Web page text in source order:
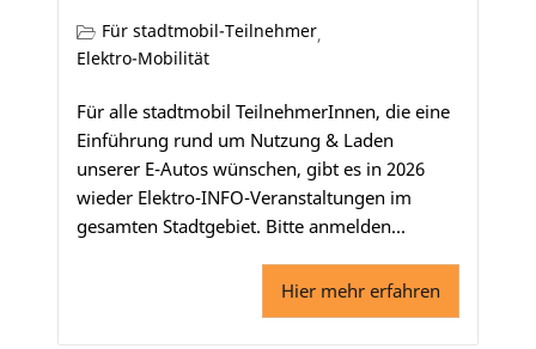
Für stadtmobil-Teilnehmer,
Elektro-Mobilität
Für alle stadtmobil TeilnehmerInnen, die eine
Einführung rund um Nutzung & Laden
unserer E-Autos wünschen, gibt es in 2026
wieder Elektro-INFO-Veranstaltungen im
gesamten Stadtgebiet. Bitte anmelden...
Hier mehr erfahren